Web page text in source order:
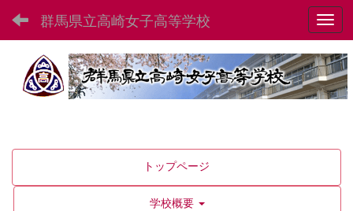
群馬県立高崎女子高等学校
トップページ
学校概要